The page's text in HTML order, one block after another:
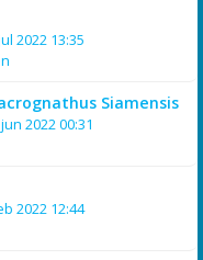
2022 13:35
Siamensis
2022 00:31
2022 12:44